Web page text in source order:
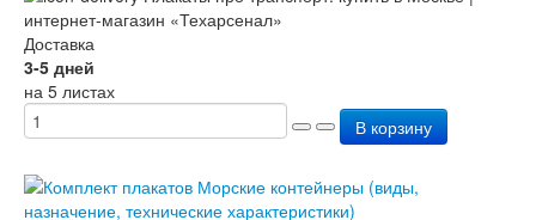
Доставка
3-5 дней
на 5 листах
В корзину